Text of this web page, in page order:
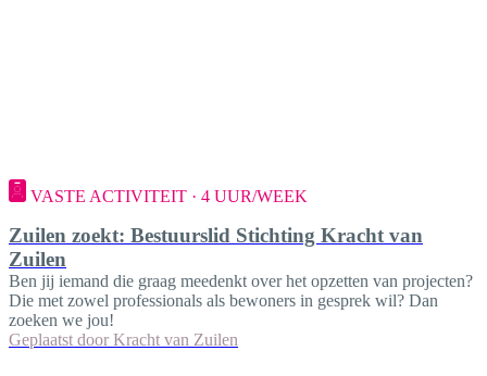
VASTE ACTIVITEIT · 4 UUR/WEEK
Zuilen zoekt: Bestuurslid Stichting Kracht van
Zuilen
Ben jij iemand die graag meedenkt over het opzetten van projecten?
Die met zowel professionals als bewoners in gesprek wil? Dan
zoeken we jou!
Geplaatst door Kracht van Zuilen